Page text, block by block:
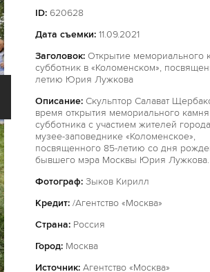
ID: 620628
Дата съемки: 11.09.2021
Заголовок: Открытие мемориального
субботник в «Коломенском»,
летию Юрия Лужкова
Описание: Скульптор Салават
время открытия мемориального
субботника с участием жителей
музее-заповеднике «Коломенское»,
посвященного 85-летию со дня
бывшего мэра Москвы Юрия Лужкова.
Фотограф: Зыков Кирилл
Кредит: /Агентство «Москва»
Страна: Россия
Город: Москва
Источник: Агентство «Москва»